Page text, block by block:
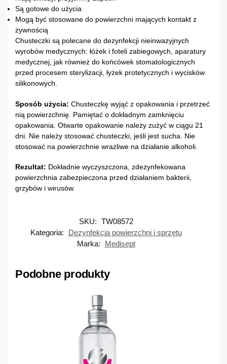
Są gotowe do użycia
Mogą być stosowane do powierzchni mających kontakt z
żywnością
Chusteczki są polecane do dezynfekcji nieinwazyjnych
wyrobów medycznych: łóżek i foteli zabiegowych, aparatury
medycznej, jak również do końcówek stomatologicznych
przed procesem sterylizacji, łyżek protetycznych i wycisków
silikonowych.
Sposób użycia: Chusteczkę wyjąć z opakowania i przetrzeć
nią powierzchnię. Pamiętać o dokładnym zamknięciu
opakowania. Otwarte opakowanie należy zużyć w ciągu 21
dni. Nie należy stosować chusteczki, jeśli jest sucha. Nie
stosować na powierzchnie wrażliwe na działanie alkoholi.
Rezultat: Dokładnie wyczyszczona, zdezynfekowana
powierzchnia zabezpieczona przed działaniem bakterii,
grzybów i wirusów.
SKU: TW08572
Kategoria:
Dezynfekcja powierzchni i sprzętu
Marka:
Medisept
Podobne produkty